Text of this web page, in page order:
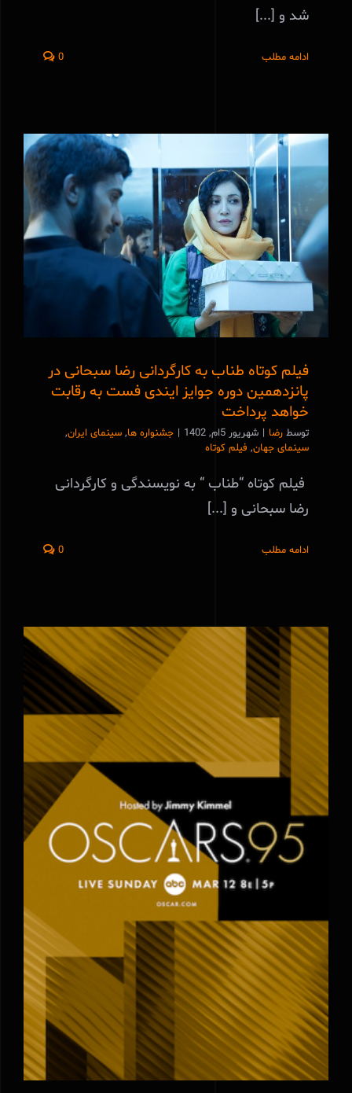
شد و [...]
ادامه مطلب 0
فیلم کوتاه طناب به کارگردانی رضا سبحانی در
پانزدهمین دوره جوایز ایندی فست به رقابت
خواهد پرداخت
فیلم کوتاه طناب به کارگردانی رضا سبحانی در
پانزدهمین دوره جوایز ایندی فست به رقابت
خواهد پرداخت
توسط رضا | شهریور 5ام, 1402 | جشنواره ها, سینمای ایران,
سینمای جهان, فیلم کوتاه
فیلم کوتاه “طناب “ به نویسندگی و کارگردانی
رضا سبحانی و [...]
ادامه مطلب 0
برندگان نود و پنجمین دوره‌ی اسکار اعلام
شدند